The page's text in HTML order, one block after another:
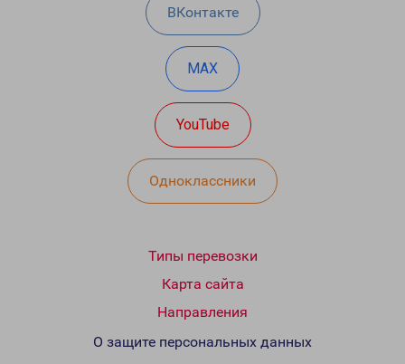
ВКонтакте
MAX
YouTube
Одноклассники
Типы перевозки
Карта сайта
Направления
О защите персональных данных